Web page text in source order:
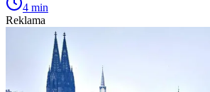
4 min
Reklama